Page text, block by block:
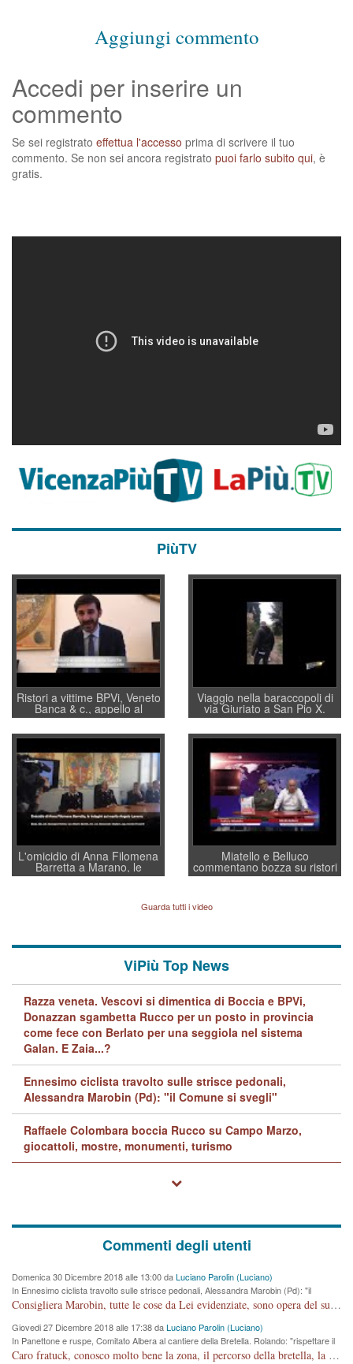
Aggiungi commento
Accedi per inserire un
commento
Se sei registrato effettua l'accesso prima di scrivere il tuo
commento. Se non sei ancora registrato puoi farlo subito qui, è
gratis.
PiùTV
Ristori a vittime BPVi, Veneto
Banca & c., appello al
sottosegretario Alessio
Villarosa: per mettere ordine
convochi con Di Maio CNCU
a supporto della cabina di
regia al Mef
Viaggio nella baraccopoli di
via Giuriato a San Pio X.
Vicenza ai Vicentini: “faremo
un regalo di Natale ai
residenti”
L'omicidio di Anna Filomena
Barretta a Marano, le
indagini dei carabinieri di
Lavarra: più avvincenti di
quelle di... Barbara D'Urso
Miatello e Belluco
commentano bozza su ristori
BPVi e Veneto Banca
Guarda tutti i video
ViPiù Top News
Razza veneta. Vescovi si dimentica di Boccia e BPVi,
Donazzan sgambetta Rucco per un posto in provincia
come fece con Berlato per una seggiola nel sistema
Galan. E Zaia...?
Ennesimo ciclista travolto sulle strisce pedonali,
Alessandra Marobin (Pd): "il Comune si svegli"
Raffaele Colombara boccia Rucco su Campo Marzo,
giocattoli, mostre, monumenti, turismo
Commenti degli utenti
Domenica 30 Dicembre 2018 alle 13:00 daLuciano Parolin (Luciano)
In Ennesimo ciclista travolto sulle strisce pedonali, Alessandra Marobin (Pd): "il
Comune si svegli"
Consigliera Marobin, tutte le cose da Lei evidenziate, sono opera del suo ex Assessore e compagno di Partito Antonio Marco Dalla Pozza Assessore alla "progettazione" di piste ciclabili e altre porcherie. A lui manderei il conto da saldare per incidenti e danni alle persone. E' ora che "finiamola." Avete perso rassegnatevi. qui IL SINDACO RUCCO NON C'ENTRA PER NIENTE. CAPITO!!!!!!!! Amen.
Giovedi 27 Dicembre 2018 alle 17:38 daLuciano Parolin (Luciano)
In Panettone e ruspe, Comitato Albera al cantiere della Bretella. Rolando: "rispettare il
cronoprogramma"
Caro fratuck, conosco molto bene la zona, il percorso della bretella, la situazione dei cittadini, abito in Viale Trento. A partire dal 2003 ho partecipato al Comitato di Maddalene pro bretella, e a riunioni propositive per apportare modifiche al progetto. Numerose mie foto del territorio sono arrivate a Roma, altri miei interventi (non graditi dalla Sx) sono stati pubblicati dal GdV, assieme ad altri come Ciro Asproso, ora favorevole alla bretella. Ho partecipato alla raccolta firme per la chiusura della strada x 5 giorni eseguita dal Sindaco Hullwech per sforamento 180 Micro/g. Pertanto come impegno per la tematica sono apposto con la coscienza. Ora il Progetto è partito, fine! Voglio dire che la nuova Giunta "comunale" non c'entra più. L'opera sarà "malauguratamente" eseguita, ma non con il mio placet. Il Consigliere Comunale dovrebbe capire che la campagna elettorale è finita, con buona pace di tutti. Quello che invece dovrebbe interessare è la proprietà della strada, dall'uscita autostradale Ovest, sino alla Rotatoria dell'Albara, vi sono tre possessori: Autostrade SpA; La Provincia, il Comune. Come la mettiamo per il futuro ? I costi, da 50 sono saliti a 100 milioni di € come dire 20 milioni a KM (!) da non credere. Comunque si farà. Ma nessuno canti Vittoria, anzi meglio non farne un ulteriore fatto "partitico" per questioni elettorali o di seggio. Se mi manda la sua mail, sono disponibile ad inviare i documenti e le foto sopra descritte. Con ossequi, Luciano Parolin